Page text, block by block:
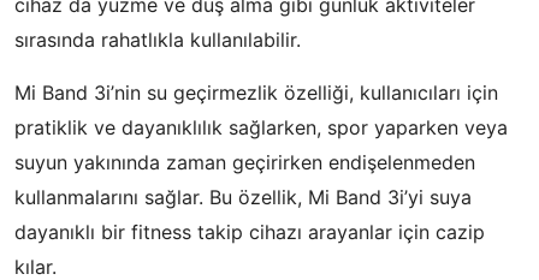
cihaz da yüzme ve duş alma gibi günlük aktiviteler
sırasında rahatlıkla kullanılabilir.
Mi Band 3i’nin su geçirmezlik özelliği, kullanıcıları için
pratiklik ve dayanıklılık sağlarken, spor yaparken veya
suyun yakınında zaman geçirirken endişelenmeden
kullanmalarını sağlar. Bu özellik, Mi Band 3i’yi suya
dayanıklı bir fitness takip cihazı arayanlar için cazip
kılar.